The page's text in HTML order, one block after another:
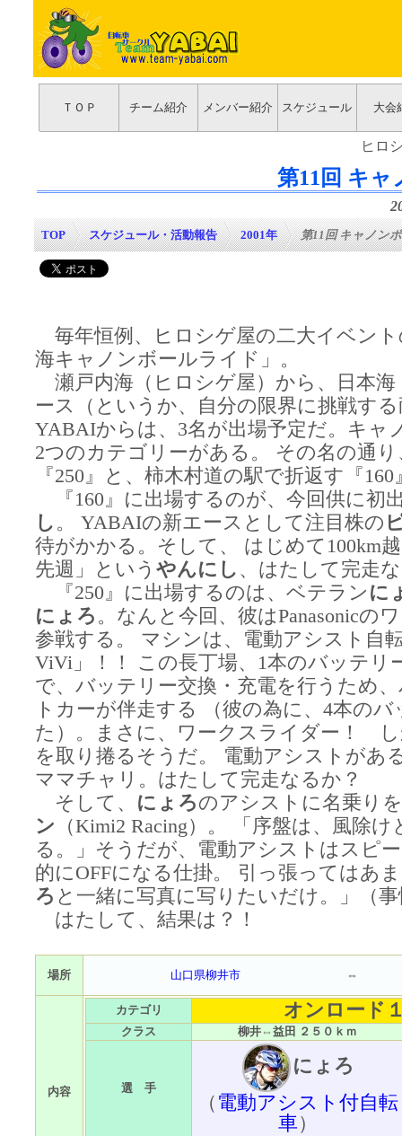
ＴＯＰ チーム紹介 メンバー紹介 スケジュール 大会
ヒロ
第11回 キャ
TOP >スケジュール・活動報告 >2001年 >第11回 キャノン
毎年恒例、ヒロシゲ屋の二大イベン
海キャノンボールライド」。
瀬戸内海（ヒロシゲ屋）から、日本海
ース（というか、自分の限界に挑戦す
YABAIからは、3名が出場予定だ。キャ
2つのカテゴリーがある。 その名の通
『250』と、柿木村道の駅で折返す『160
『160』に出場するのが、今回供に初
し 。 YABAIの新エースとして注目株の
待がかかる。そして、 はじめて100km
先週」というやんにし 、はたして完走
『250』に出場するのは、ベテラン に
にょろ 。なんと今回、彼はPanasonicの
参戦する。 マシンは、電動アシスト自
ViVi」！！ この長丁場、1本のバッテリ
で、バッテリー交換・充電を行うため
トカーが伴走する （彼の為に、4本の
た）。まさに、ワークスライダー！
を取り捲るそうだ。 電動アシストがあ
ママチャリ。はたして完走なるか？
そして、 にょろのアシストに名乗り
ン （Kimi2 Racing）。 「序盤は、風除け
る。」そうだが、電動アシストはスピ
的にOFFになる仕掛。 引っ張ってはあ
ろ と一緒に写真に写りたいだけ。」（
はたして、結果は？！
場所 山口県柳井市 ⇔
内容
カテゴリ オンロード
クラス 柳井⇔益田 ２５０ｋｍ
選 手
にょろ
（ 電動アシスト付自転
車）